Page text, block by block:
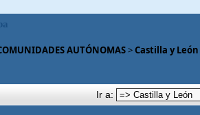
AUTÓNOMAS>Castilla y León
Ir a: